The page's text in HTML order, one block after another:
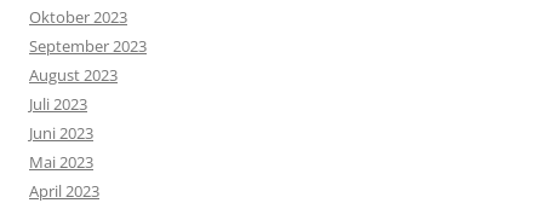
Oktober 2023
September 2023
August 2023
Juli 2023
Juni 2023
Mai 2023
April 2023